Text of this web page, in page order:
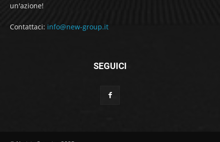
un'azione!
Contattaci: info@new-group.it
SEGUICI